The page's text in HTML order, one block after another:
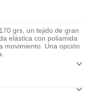
grs, un tejido de gran
elástica con poliamida
movimiento. Una opción